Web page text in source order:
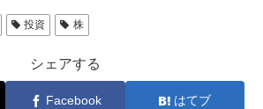
投資 株
シェアする
Facebook はてブ